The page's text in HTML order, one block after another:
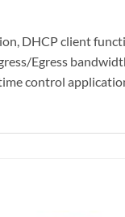
DHCP client
Egress
control